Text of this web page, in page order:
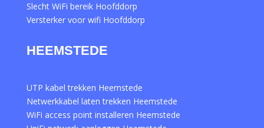
Slecht WiFi bereik Hoofddorp
Versterker voor wifi Hoofddorp
HEEMSTEDE
UTP kabel trekken Heemstede
Netwerkkabel laten trekken Heemstede
WiFi access point installeren Heemstede